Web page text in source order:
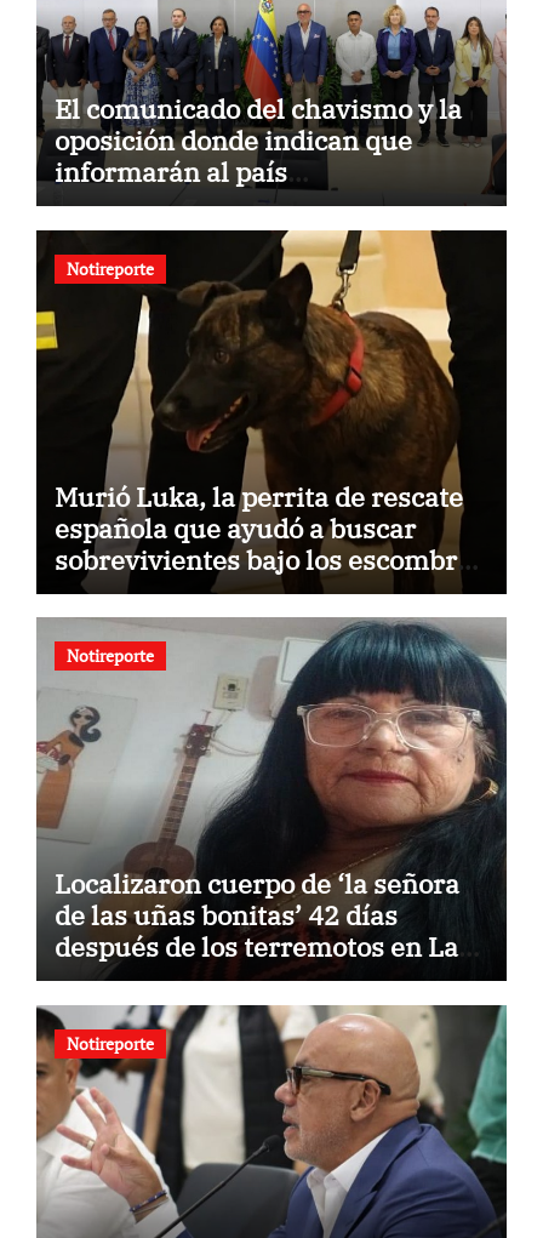
El comunicado del chavismo y la
oposición donde indican que
informarán al país
oportunamente sobre los avances
alcanzado
Notireporte
Murió Luka, la perrita de rescate
española que ayudó a buscar
sobrevivientes bajo los escombros
tras los terremotos
Notireporte
Localizaron cuerpo de ‘la señora
de las uñas bonitas’ 42 días
después de los terremotos en La
Guaira
Notireporte